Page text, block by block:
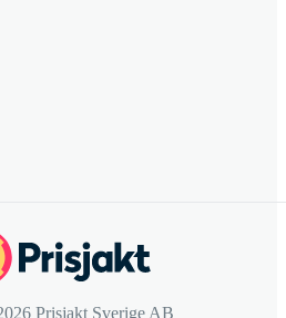
Prisjakt Sverige AB